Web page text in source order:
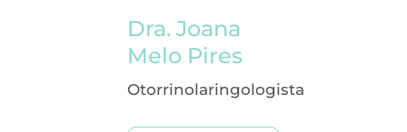
Dra. Joana
Melo Pires
Otorrinolaringologista